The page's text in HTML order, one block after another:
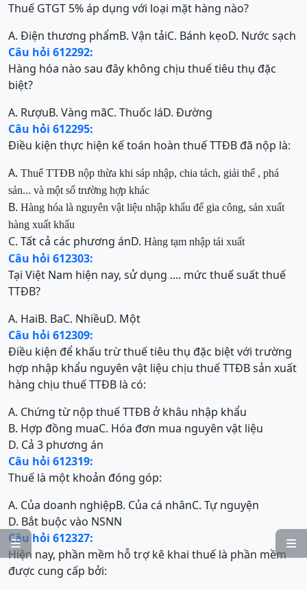


Thuế GTGT 5% áp dụng với loại mặt hàng nào?
A. Điện thương phẩmB. Vận tảiC. Bánh kẹoD. Nước sạch
Câu hỏi 612292:
Hàng hóa nào sau đây không chịu thuế tiêu thụ đặc
biệt?
A. RượuB. Vàng mãC. Thuốc láD. Đường
Câu hỏi 612295:
Điều kiện thực hiện kế toán hoàn thuế TTĐB đã nộp là:
A. Thuế TTĐB nộp thừa khi sáp nhập, chia tách, giải thể , phá
sản... và một số trường hợp khác
B. Hàng hóa là nguyên vật liệu nhập khẩu để gia công, sản xuất
hàng xuất khẩu
C. Tất cả các phương ánD. Hàng tạm nhập tái xuất
Câu hỏi 612303:
Tại Việt Nam hiện nay, sử dụng .... mức thuế suất thuế
TTĐB?
A. HaiB. BaC. NhiềuD. Một
Câu hỏi 612309:
Điều kiện để khấu trừ thuế tiêu thụ đặc biệt với trường
hợp nhập khẩu nguyên vật liệu chịu thuế TTĐB sản xuất
hàng chịu thuế TTĐB là có:
A. Chứng từ nộp thuế TTĐB ở khâu nhập khẩu
B. Hợp đồng muaC. Hóa đơn mua nguyên vật liệu
D. Cả 3 phương án
Câu hỏi 612319:
Thuế là một khoản đóng góp:
A. Của doanh nghiệpB. Của cá nhânC. Tự nguyện
D. Bắt buộc vào NSNN
Câu hỏi 612327:
Hiện nay, phần mềm hỗ trợ kê khai thuế là phần mềm
được cung cấp bởi: